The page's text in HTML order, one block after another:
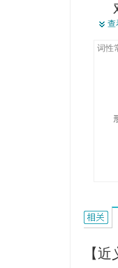
查
词性
【近